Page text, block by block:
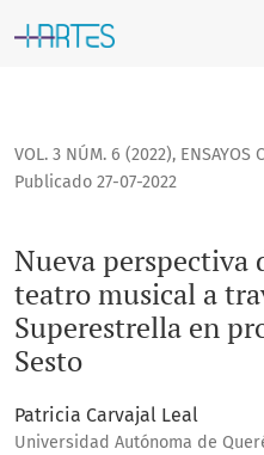
Nueva perspectiva de la
VOL. 3 NÚM. 6 (2022), ENSAYOS
Nueva perspectiva
teatro musical a
Superestrella en
Sesto
Publicado 27-07-2022
Patricia Carvajal Leal
Universidad Autónoma de